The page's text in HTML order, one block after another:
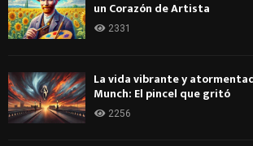
un Corazón de Artista
2331
La vida vibrante y
Munch: El pincel que gritó
2256